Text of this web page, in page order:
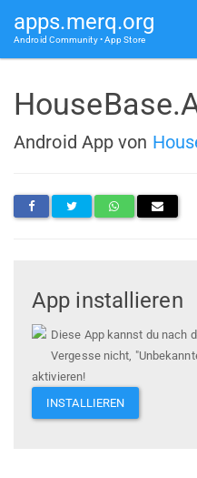
apps.merq.org
Android Community • App Store
Android App von
App installieren
Diese App kannst du nach
Vergesse nicht,
aktivieren!
INSTALLIEREN